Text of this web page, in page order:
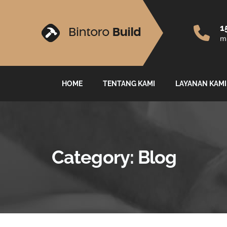
HOME TENTANG KAMI LAYANAN KAMI
Category: Blog